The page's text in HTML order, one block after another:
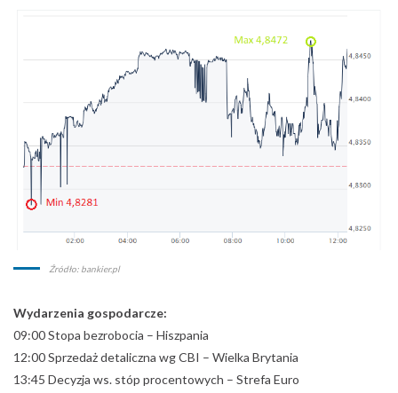
Źródło: bankier.pl
Wydarzenia gospodarcze:
09:00 Stopa bezrobocia – Hiszpania
12:00 Sprzedaż detaliczna wg CBI – Wielka Brytania
13:45 Decyzja ws. stóp procentowych – Strefa Euro